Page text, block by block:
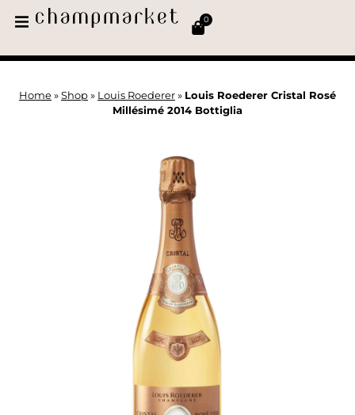
0
Home » Shop » Louis Roederer » Louis Roederer Cristal Rosé
Millésimé 2014 Bottiglia